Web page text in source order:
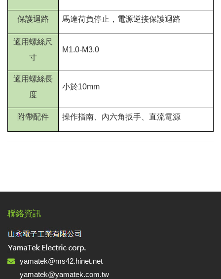
保護迴路 馬達荷負停止，電源逆接保護迴路
適用螺絲尺
寸
M1.0-M3.0
適用螺絲長
度
小於10mm
附帶配件 操作指南、內六角扳手、直流電源
聯絡資訊
yamatek@ms42.hinet.net
yamatek@yamatek.com.tw